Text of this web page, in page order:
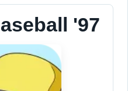
'97